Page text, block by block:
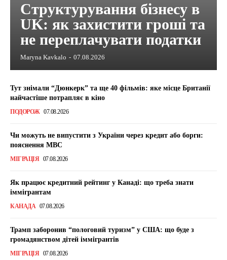
Структурування бізнесу в
UK: як захистити гроші та
не переплачувати податки
Maryna Kavkalo - 07.08.2026
Тут знімали “Дюнкерк” та ще 40 фільмів: яке місце Британії
найчастіше потрапляє в кіно
ПОДОРОЖ 07.08.2026
Чи можуть не випустити з України через кредит або борги:
пояснення МВС
МІГРАЦІЯ 07.08.2026
Як працює кредитний рейтинг у Канаді: що треба знати
іммігрантам
КАНАДА 07.08.2026
Трамп заборонив “пологовий туризм” у США: що буде з
громадянством дітей іммігрантів
МІГРАЦІЯ 07.08.2026